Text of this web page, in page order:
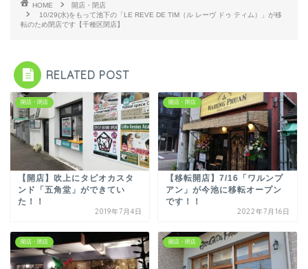
HOME
開店・閉店
10/29(水)をもって池下の「LE REVE DE TIM（ル レーヴ ドゥ ティム）」が移
転のため閉店です【千種区閉店】
RELATED POST
開店・閉店
【開店】吹上にタピオカスタ
ンド「五角堂」ができてい
た！！
2019年7月4日
開店・閉店
【移転開店】7/16「ワルンプ
アン」が今池に移転オープン
です！！
2022年7月16日
開店・閉店 開店・閉店